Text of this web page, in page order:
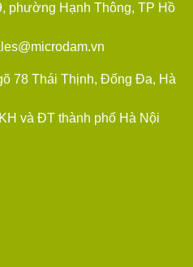
phường Hạnh Thông, TP Hồ
78 Thái Thịnh, Đống Đa, Hà
và ĐT thành phố Hà Nội